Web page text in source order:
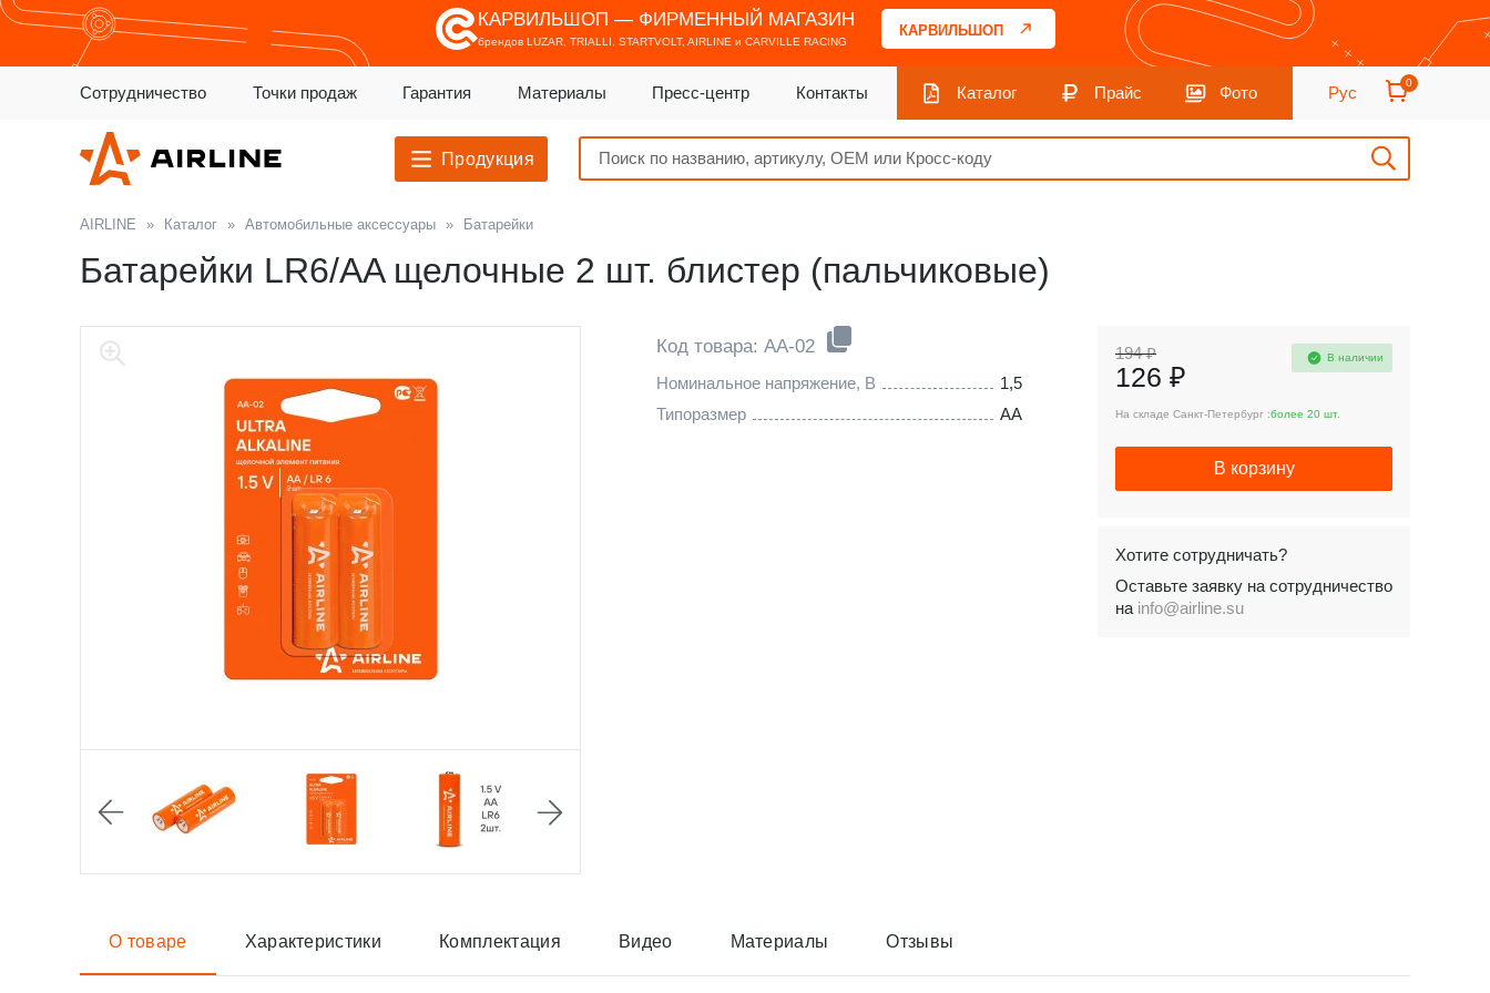
КАРВИЛЬШОП — ФИРМЕННЫЙ МАГАЗИН
брендов LUZAR, TRIALLI, STARTVOLT, AIRLINE и CARVILLE RACING
КАРВИЛЬШОП
Сотрудничество Точки продаж Гарантия Материалы Пресс-центр Контакты Каталог Прайс Фото Рус
0
Продукция
AIRLINE » Каталог » Автомобильные аксессуары » Батарейки
Батарейки LR6/AA щелочные 2 шт. блистер (пальчиковые)
Код товара: AA-02
Номинальное напряжение, В
1,5
Типоразмер
AA
194 ₽
126 ₽
В наличии
На складе Санкт-Петербург :более 20 шт.
В корзину
Хотите сотрудничать?
Оставьте заявку на сотрудничество
на info@airline.su
О товаре Характеристики Комплектация Видео Материалы Отзывы